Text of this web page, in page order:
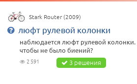
Stark Router (2009)
люфт рулевой колонки
наблюдается люфт рулевой колонки.
чтобы не было биений?
2 591 3 решения